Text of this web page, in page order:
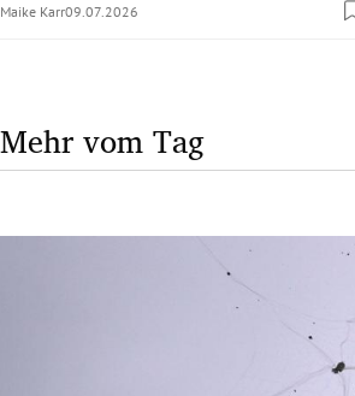
Maike Karr09.07.2026
Mehr vom Tag